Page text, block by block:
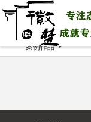
案例作品